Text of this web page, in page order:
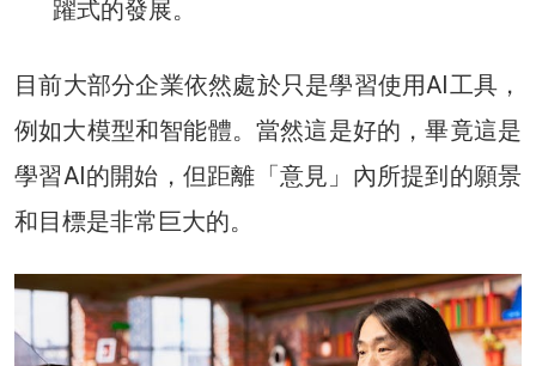
躍式的發展。
目前大部分企業依然處於只是學習使用AI工具，
例如大模型和智能體。當然這是好的，畢竟這是
學習AI的開始，但距離「意見」內所提到的願景
和目標是非常巨大的。